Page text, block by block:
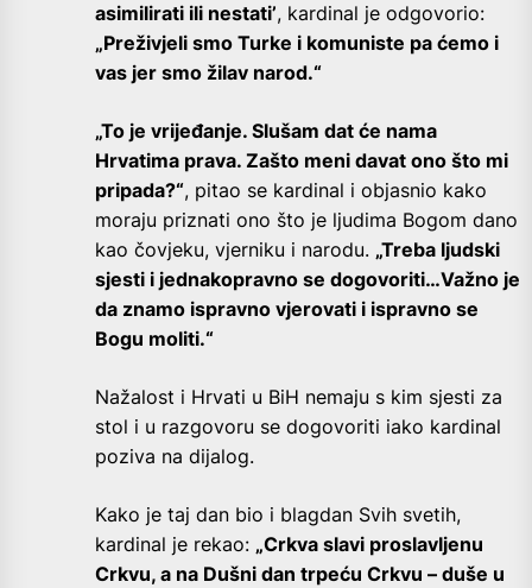
asimilirati ili nestati’, kardinal je odgovorio:
„Preživjeli smo Turke i komuniste pa ćemo i
vas jer smo žilav narod.“
„To je vrijeđanje. Slušam dat će nama
Hrvatima prava. Zašto meni davat ono što mi
pripada?“, pitao se kardinal i objasnio kako
moraju priznati ono što je ljudima Bogom dano
kao čovjeku, vjerniku i narodu. „Treba ljudski
sjesti i jednakopravno se dogovoriti…Važno je
da znamo ispravno vjerovati i ispravno se
Bogu moliti.“
Nažalost i Hrvati u BiH nemaju s kim sjesti za
stol i u razgovoru se dogovoriti iako kardinal
poziva na dijalog.
Kako je taj dan bio i blagdan Svih svetih,
kardinal je rekao: „Crkva slavi proslavljenu
Crkvu, a na Dušni dan trpeću Crkvu – duše u